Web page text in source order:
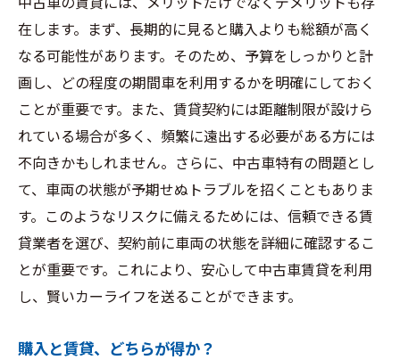
トラブル防止のための事前チェック
契約内容の理解と確認事項
予期せぬ故障への備え方
信頼できる業者の見極め方
賠償責任とカバー範囲の明確化
賃貸リスクを減らす保険の選び方
賃貸で手に入る自由な移動
ライフスタイルに合わせた車選び
カーライフを楽しむための実践的アイデア
中古車の賃貸には、メリットだけでなくデメリットも存
在します。まず、長期的に見ると購入よりも総額が高く
なる可能性があります。そのため、予算をしっかりと計
画し、どの程度の期間車を利用するかを明確にしておく
ことが重要です。また、賃貸契約には距離制限が設けら
れている場合が多く、頻繁に遠出する必要がある方には
不向きかもしれません。さらに、中古車特有の問題とし
て、車両の状態が予期せぬトラブルを招くこともありま
す。このようなリスクに備えるためには、信頼できる賃
貸業者を選び、契約前に車両の状態を詳細に確認するこ
とが重要です。これにより、安心して中古車賃貸を利用
し、賢いカーライフを送ることができます。
購入と賃貸、どちらが得か？